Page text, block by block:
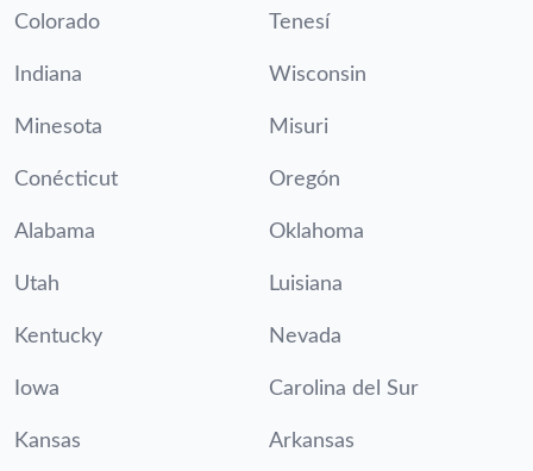
Colorado Tenesí
Indiana Wisconsin
Minesota Misuri
Conécticut Oregón
Alabama Oklahoma
Utah Luisiana
Kentucky Nevada
Iowa Carolina del Sur
Kansas Arkansas